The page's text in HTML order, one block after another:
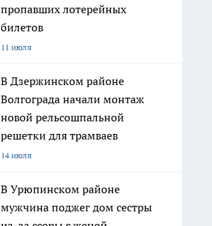
пропавших лотерейных
билетов
11 июля
В Дзержинском районе
Волгограда начали монтаж
новой рельсошпальной
решетки для трамваев
14 июля
В Урюпинском районе
мужчина поджег дом сестры